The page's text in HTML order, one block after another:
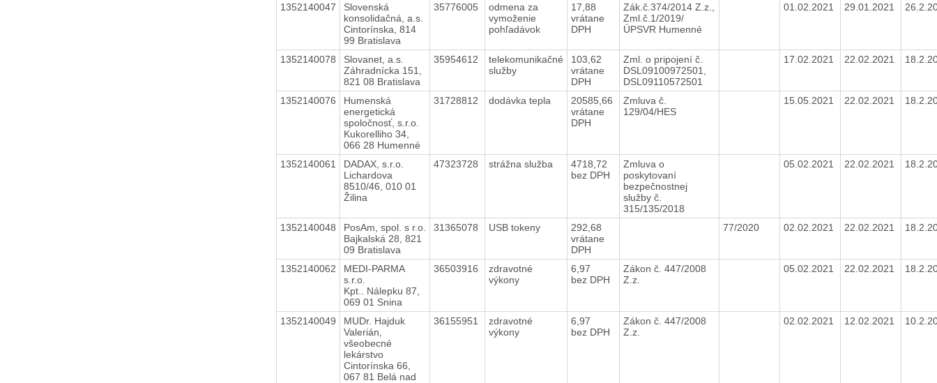
1352140047
Slovenská
konsolidačná, a.s.
Cintorínska, 814
99 Bratislava
35776005
odmena za
vymoženie
pohľadávok
17,88
vrátane
DPH
Zák.č.374/2014 Z.z.,
Zml.č.1/2019/
ÚPSVR Humenné
01.02.2021 29.01.2021
1352140078
Slovanet, a.s.
Záhradnícka 151,
821 08 Bratislava
35954612
telekomunikačné
služby
103,62
vrátane
DPH
Zml. o pripojení č.
DSL09100972501,
DSL09110572501
17.02.2021 22.02.2021
1352140076
Humenská
energetická
spoločnosť, s.r.o.
Kukorelliho 34,
066 28 Humenné
31728812 dodávka tepla
20585,66
vrátane
DPH
Zmluva č.
129/04/HES
15.05.2021 22.02.2021
1352140061
DADAX, s.r.o.
Lichardova
8510/46, 010 01
Žilina
47323728 strážna služba
4718,72
bez DPH
Zmluva o
poskytovaní
bezpečnostnej
služby č.
315/135/2018
05.02.2021 22.02.2021
1352140048
PosAm, spol. s r.o.
Bajkalská 28, 821
09 Bratislava
31365078 USB tokeny
292,68
vrátane
DPH
77/2020 02.02.2021 22.02.2021
1352140062
MEDI-PARMA
s.r.o.
Kpt.. Nálepku 87,
069 01 Snina
36503916
zdravotné
výkony
6,97
bez DPH
Zákon č. 447/2008
Z.z.
05.02.2021 22.02.2021
1352140049
MUDr. Hajduk
Valerián,
všeobecné
lekárstvo
Cintorínska 66,
067 81 Belá nad
36155951
zdravotné
výkony
6,97
bez DPH
Zákon č. 447/2008
Z.z.
02.02.2021 12.02.2021